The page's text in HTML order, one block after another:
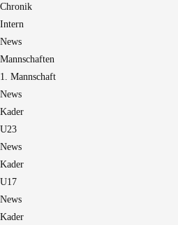
Chronik
Intern
News
Mannschaften
1. Mannschaft
News
Kader
U23
News
Kader
U17
News
Kader